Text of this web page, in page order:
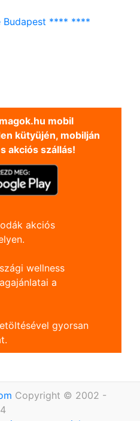
Budapest **** ****
mobil
kütyüjén, mobilján
akciós szállás!
akciós
wellness
a
gyorsan
Copyright © 2002 -